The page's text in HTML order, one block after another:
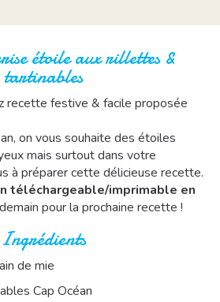
étoile aux rillettes &
tartinables
recette festive & facile proposée
on vous souhaite des étoiles
mais surtout dans votre
à préparer cette délicieuse recette.
téléchargeable/imprimable en
pour la prochaine recette !
Ingrédients
de mie
Cap Océan